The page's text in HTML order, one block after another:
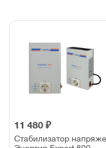
11 480 ₽
Стабилизатор